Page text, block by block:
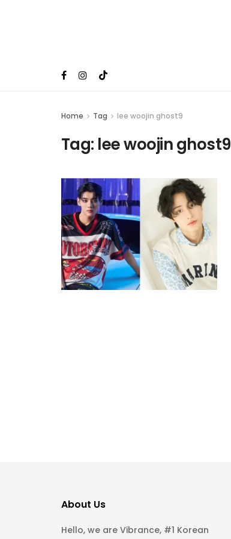
Home Tag lee woojin ghost9
Tag: lee woojin ghost9
About Us
Hello, we are Vibrance, #1 Korean